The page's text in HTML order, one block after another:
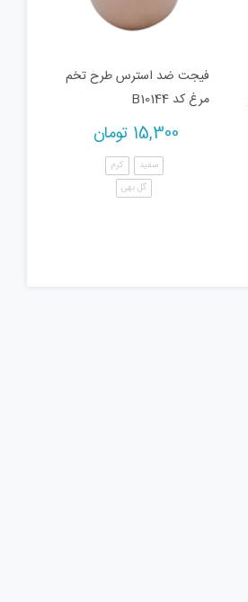
فیجت ضد استرس طرح تخم
مرغ کد B10144
15,300 تومان
سفید
کرم
گل بهی